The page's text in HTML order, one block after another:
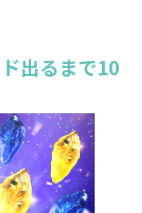
出るまで10